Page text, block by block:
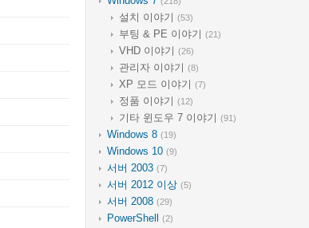
설치 이야기 (53)
부팅 & PE 이야기 (21)
VHD 이야기 (26)
관리자 이야기 (8)
XP 모드 이야기 (7)
정품 이야기 (12)
기타 윈도우 7 이야기 (91)
Windows 8 (19)
Windows 10 (9)
서버 2003 (7)
서버 2012 이상 (5)
서버 2008 (29)
PowerShell (2)